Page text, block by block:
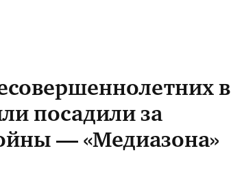
в
посадили за
— «Медиазона»